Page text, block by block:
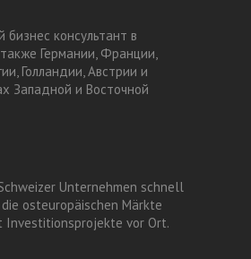
консультант в
Германии, Франции,
Голландии, Австрии и
Западной и Восточной
Unternehmen schnell
osteuropäischen Märkte
Investitionsprojekte vor Ort.